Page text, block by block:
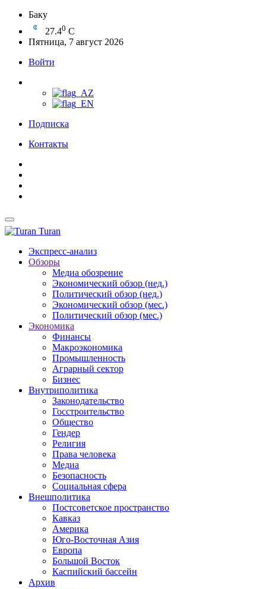
Баку
27.40 C
Пятница, 7 август 2026
Войти
Подписка
Контакты
Turan
Экспресс-анализ
Обзоры
Медиа обозрение
Экономический обзор (нед.)
Политический обзор (нед.)
Экономический обзор (мес.)
Политический обзор (мес.)
Экономика
Финансы
Макроэкономика
Промышленность
Аграрный сектор
Бизнес
Внутриполитика
Законодательство
Госстроительство
Общество
Гендер
Религия
Права человека
Медиа
Безопасность
Социальная сфера
Внешполитика
Постсоветское пространство
Кавказ
Америка
Юго-Восточная Азия
Европа
Большой Восток
Каспийский бассейн
Архив